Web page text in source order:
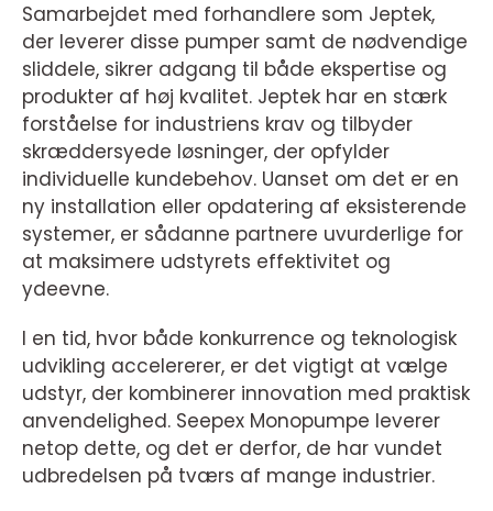
Samarbejdet med forhandlere som Jeptek,
der leverer disse pumper samt de nødvendige
sliddele, sikrer adgang til både ekspertise og
produkter af høj kvalitet. Jeptek har en stærk
forståelse for industriens krav og tilbyder
skræddersyede løsninger, der opfylder
individuelle kundebehov. Uanset om det er en
ny installation eller opdatering af eksisterende
systemer, er sådanne partnere uvurderlige for
at maksimere udstyrets effektivitet og
ydeevne.
I en tid, hvor både konkurrence og teknologisk
udvikling accelererer, er det vigtigt at vælge
udstyr, der kombinerer innovation med praktisk
anvendelighed. Seepex Monopumpe leverer
netop dette, og det er derfor, de har vundet
udbredelsen på tværs af mange industrier.